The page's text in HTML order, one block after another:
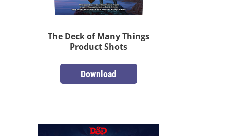
The Deck of Many Things
Product Shots
Download